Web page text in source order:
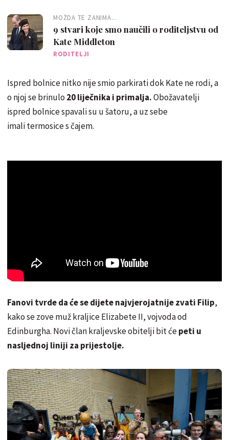
MOŽDA TE ZANIMA...
9 stvari koje smo naučili o roditeljstvu od
Kate Middleton
RODITELJI
Ispred bolnice nitko nije smio parkirati dok Kate ne rodi, a
o njoj se brinulo 20 liječnika i primalja.Obožavatelji
ispred bolnice spavali su u šatoru, a uz sebe
imali termosice s čajem.
Fanovi tvrde da će se dijete najvjerojatnije zvati Filip,
kako se zove muž kraljice Elizabete II, vojvoda od
Edinburgha. Novi član kraljevske obitelji bit ćepeti u
nasljednoj liniji za prijestolje.